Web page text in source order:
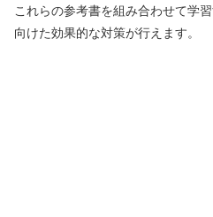
これらの参考書を組み合わせて学
向けた効果的な対策が行えます。